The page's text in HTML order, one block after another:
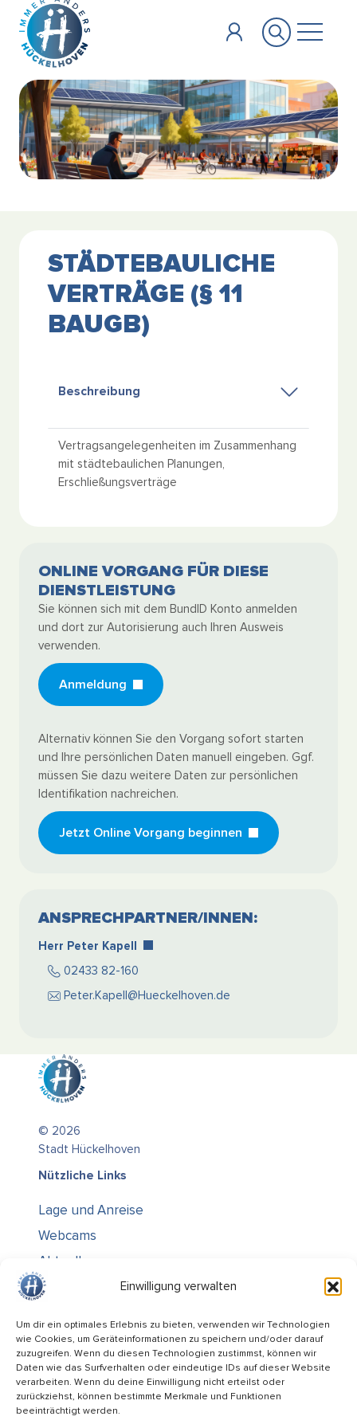
Einwilligung verwalten
Um dir ein optimales Erlebnis zu bieten, verwenden wir Technologien
wie Cookies, um Geräteinformationen zu speichern und/oder darauf
zuzugreifen. Wenn du diesen Technologien zustimmst, können wir
Daten wie das Surfverhalten oder eindeutige IDs auf dieser Website
verarbeiten. Wenn du deine Einwilligung nicht erteilst oder
zurückziehst, können bestimmte Merkmale und Funktionen
beeinträchtigt werden.
Zum Hauptinhalt springen
STÄDTEBAULICHE
VERTRÄGE (§ 11
BAUGB)
Beschreibung
Vertragsangelegenheiten im Zusammenhang
mit städtebaulichen Planungen,
Erschließungsverträge
ONLINE VORGANG FÜR DIESE
DIENSTLEISTUNG
Sie können sich mit dem BundID Konto anmelden
und dort zur Autorisierung auch Ihren Ausweis
verwenden.
Anmeldung
Alternativ können Sie den Vorgang sofort starten
und Ihre persönlichen Daten manuell eingeben. Ggf.
müssen Sie dazu weitere Daten zur persönlichen
Identifikation nachreichen.
Jetzt Online Vorgang beginnen
ANSPRECHPARTNER/INNEN:
Herr Peter Kapell
02433 82-160
Peter.Kapell@Hueckelhoven.de
© 2026
Stadt Hückelhoven
Nützliche Links
Lage und Anreise
Webcams
Aktuelles
Über uns
Kontakt / Öffnungszeiten
Alle Ämter
Stellenausschreibungen
Rechtliches